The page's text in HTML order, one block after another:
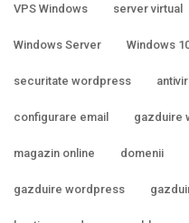
VPS Windows server virtual
Windows Server Windows
securitate wordpress
configurare email gazduire
magazin online domenii
gazduire wordpress